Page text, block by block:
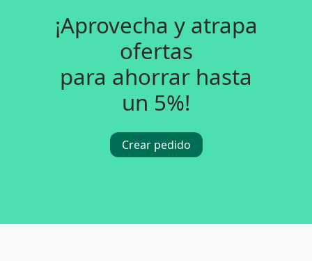
¡Aprovecha y atrapa
ofertas
para ahorrar hasta
un 5%!
Crear pedido